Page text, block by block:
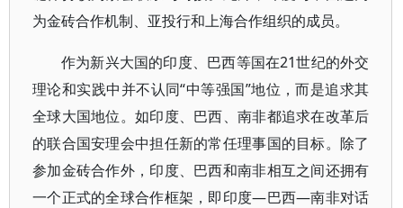
为金砖合作机制、亚投行和上海合作组织的成员。
作为新兴大国的印度、巴西等国在21世纪的外交
理论和实践中并不认同“中等强国”地位，而是追求其
全球大国地位。如印度、巴西、南非都追求在改革后
的联合国安理会中担任新的常任理事国的目标。除了
参加金砖合作外，印度、巴西和南非相互之间还拥有
一个正式的全球合作框架，即印度—巴西—南非对话